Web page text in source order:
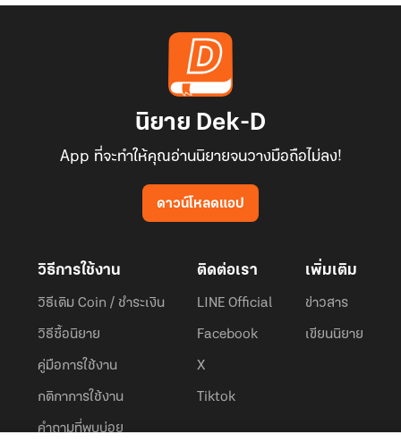
นิยาย Dek-D
App ที่จะทำให้คุณอ่านนิยายจนวางมือถือไม่ลง!
ดาวน์โหลดแอป
วิธีการใช้งาน
วิธีเติม Coin / ชำระเงิน
วิธีซื้อนิยาย
คู่มือการใช้งาน
กติกาการใช้งาน
คำถามที่พบบ่อย
ติดต่อเรา
LINE Official
Facebook
X
Tiktok
เพิ่มเติม
ข่าวสาร
เขียนนิยาย